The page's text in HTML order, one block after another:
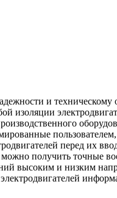
и
изоляции
перед их
получить точные
высоким и низким